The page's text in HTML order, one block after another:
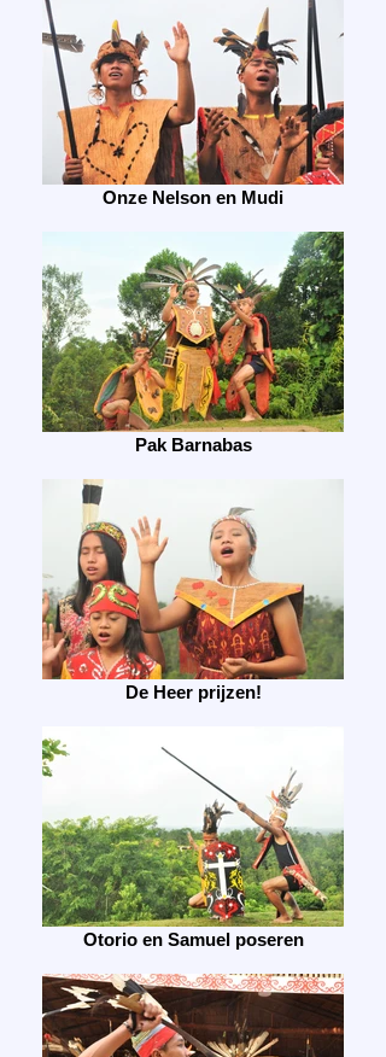
Onze Nelson en Mudi
Pak Barnabas
De Heer prijzen!
Otorio en Samuel poseren